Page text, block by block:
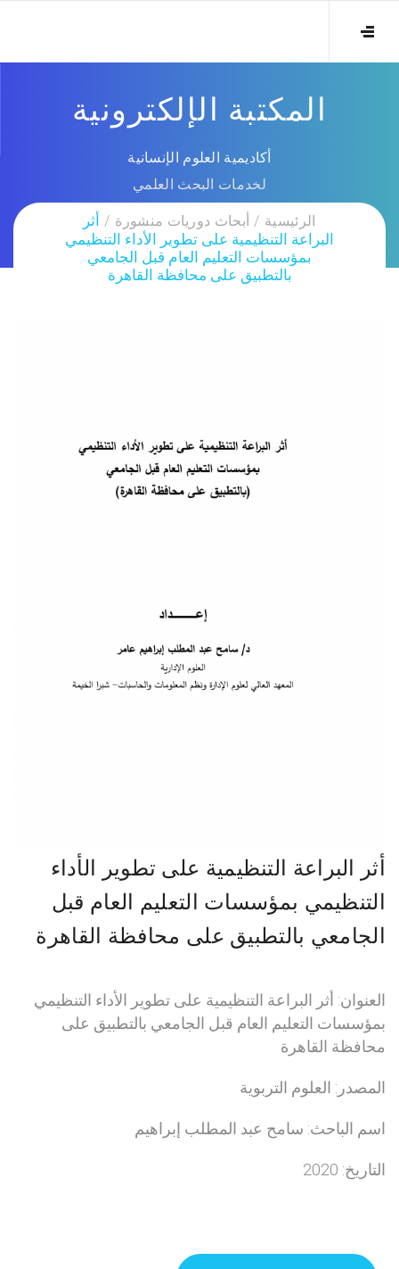
المكتبة الإلكترونية
أكاديمية العلوم الإنسانية
لخدمات البحث العلمي
الرئيسية أبحاث دوريات منشورة
أثر
البراعة التنظيمية على تطوير الأداء التنظيمي
بمؤسسات التعليم العام قبل الجامعي
بالتطبيق على محافظة القاهرة
أثر البراعة التنظيمية على تطوير الأداء
التنظيمي بمؤسسات التعليم العام قبل
الجامعي بالتطبيق على محافظة القاهرة
العنوان: أثر البراعة التنظيمية على تطوير الأداء التنظيمي
بمؤسسات التعليم العام قبل الجامعي بالتطبيق على
محافظة القاهرة
المصدر: العلوم التربوية
اسم الباحث: سامح عبد المطلب إبراهيم
التاريخ: 2020